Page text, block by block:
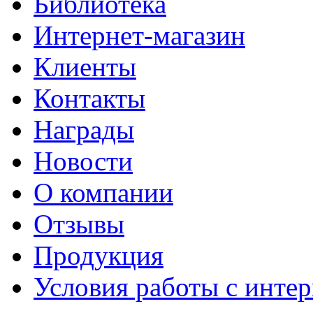
Интернет-магазин
Клиенты
Контакты
Награды
Новости
О компании
Отзывы
Продукция
Условия работы с